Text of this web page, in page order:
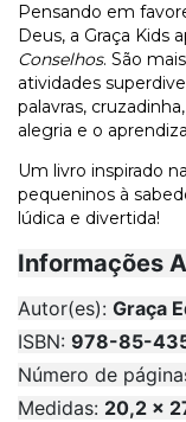
Pensando em
Deus, a Graça Kids
Conselhos. São
atividades
palavras,
alegria e o
Um livro inspirado
pequeninos à
lúdica e divertida!
Informações
Autor(es): Graça
ISBN: 978-85-
Número de
Medidas: 20,2 x